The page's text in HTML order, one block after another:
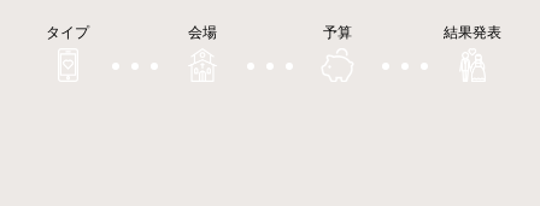
タイプ 会場 予算 結果発表